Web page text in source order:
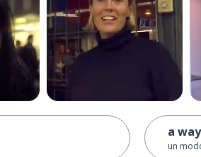
a way
un